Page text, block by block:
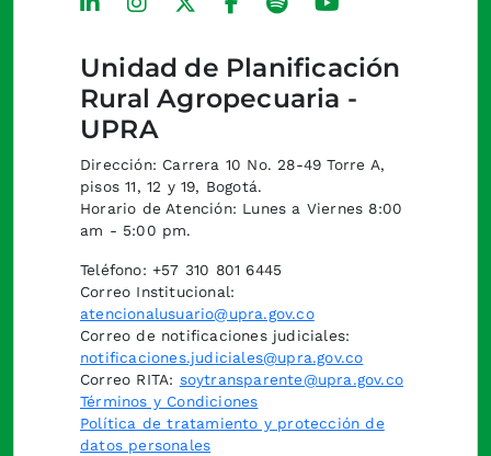
Unidad de Planificación
Rural Agropecuaria -
UPRA
Dirección: Carrera 10 No. 28-49 Torre A,
pisos 11, 12 y 19, Bogotá.
Horario de Atención: Lunes a Viernes 8:00
am - 5:00 pm.
Teléfono: +57 310 801 6445
Correo Institucional:
atencionalusuario@upra.gov.co
Correo de notificaciones judiciales:
notificaciones.judiciales@upra.gov.co
Correo RITA: soytransparente@upra.gov.co
Términos y Condiciones
Política de tratamiento y protección de
datos personales